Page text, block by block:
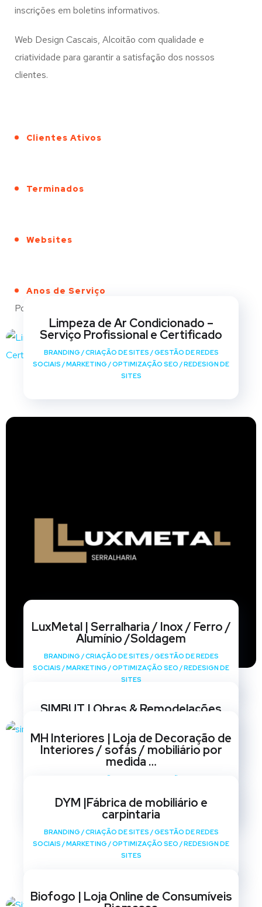
inscrições em boletins informativos.
Web Design Cascais, Alcoitão com qualidade e
criatividade para garantir a satisfação dos nossos
clientes.
Clientes Ativos
Terminados
Websites
Anos de Serviço
Portfólio
Limpeza de Ar Condicionado –
Serviço Profissional e Certificado
BRANDING /CRIAÇÃO DE SITES /GESTÃO DE REDES
SOCIAIS /MARKETING /OPTIMIZAÇÃO SEO /REDESIGN DE
SITES
LuxMetal | Serralharia / Inox / Ferro /
Alumínio /Soldagem
BRANDING /CRIAÇÃO DE SITES /GESTÃO DE REDES
SOCIAIS /MARKETING /OPTIMIZAÇÃO SEO /REDESIGN DE
SITES
SIMBUT | Obras & Remodelações
SOCIAIS /MARKETING OPTIMIZAÇÃO SEO/ REDESIGN DE
SITES
MH Interiores | Loja de Decoração de
Interiores / sofás / mobiliário por
medida …
SITES
DYM |Fábrica de mobiliário e
carpintaria
BRANDING /CRIAÇÃO DE SITES /GESTÃO DE REDES
SOCIAIS /MARKETING /OPTIMIZAÇÃO SEO /REDESIGN DE
SITES
Biofogo | Loja Online de Consumíveis